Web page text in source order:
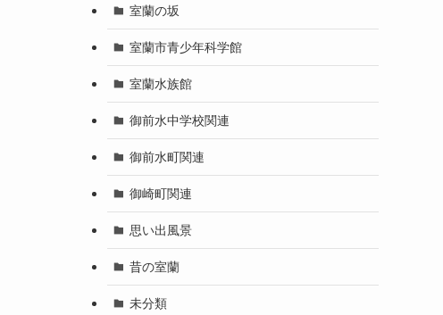
室蘭の坂
室蘭市青少年科学館
室蘭水族館
御前水中学校関連
御前水町関連
御崎町関連
思い出風景
昔の室蘭
未分類